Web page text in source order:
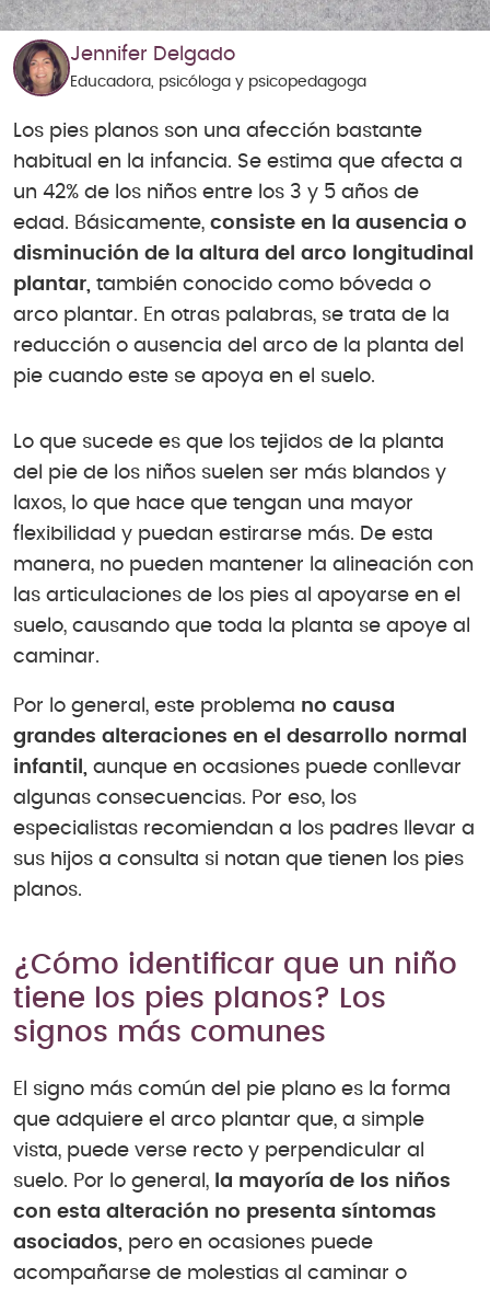
Jennifer Delgado
Educadora, psicóloga y psicopedagoga
Los pies planos son una afección bastante
habitual en la infancia. Se estima que afecta a
un 42% de los niños entre los 3 y 5 años de
edad. Básicamente, consiste en la ausencia o
disminución de la altura del arco longitudinal
plantar, también conocido como bóveda o
arco plantar. En otras palabras, se trata de la
reducción o ausencia del arco de la planta del
pie cuando este se apoya en el suelo.
Lo que sucede es que los tejidos de la planta
del pie de los niños suelen ser más blandos y
laxos, lo que hace que tengan una mayor
flexibilidad y puedan estirarse más. De esta
manera, no pueden mantener la alineación con
las articulaciones de los pies al apoyarse en el
suelo, causando que toda la planta se apoye al
caminar.
Por lo general, este problema no causa
grandes alteraciones en el desarrollo normal
infantil, aunque en ocasiones puede conllevar
algunas consecuencias. Por eso, los
especialistas recomiendan a los padres llevar a
sus hijos a consulta si notan que tienen los pies
planos.
¿Cómo identificar que un niño
tiene los pies planos? Los
signos más comunes
El signo más común del pie plano es la forma
que adquiere el arco plantar que, a simple
vista, puede verse recto y perpendicular al
suelo. Por lo general, la mayoría de los niños
con esta alteración no presenta síntomas
asociados, pero en ocasiones puede
acompañarse de molestias al caminar o